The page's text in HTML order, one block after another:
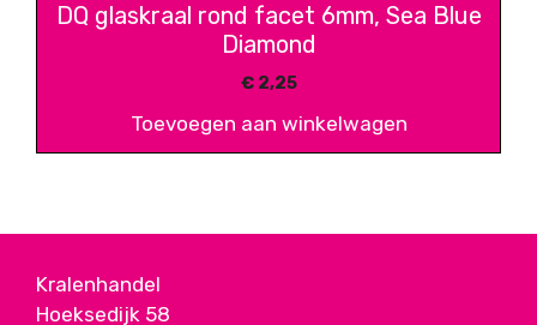
DQ glaskraal rond facet 6mm, Sea Blue
Diamond
€2,25
Toevoegen aan winkelwagen
Kralenhandel
Hoeksedijk 58